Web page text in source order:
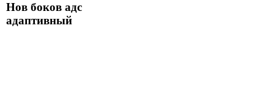
Нов боков адс
адаптивный